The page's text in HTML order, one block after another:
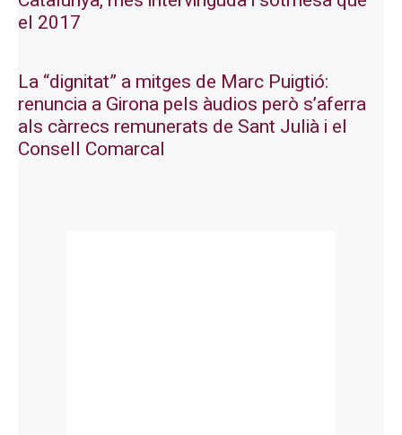
el 2017
La “dignitat” a mitges de Marc Puigtió:
renuncia a Girona pels àudios però s’aferra
als càrrecs remunerats de Sant Julià i el
Consell Comarcal